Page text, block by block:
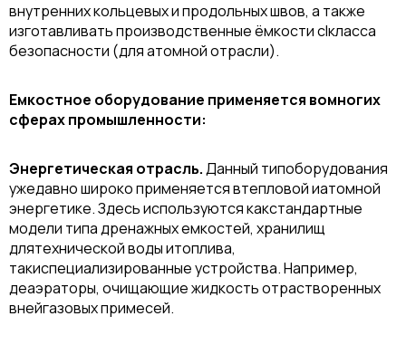
внутренних кольцевых и продольных швов, а также
изготавливать производственные ёмкости сIкласса
безопасности (для атомной отрасли).
Емкостное оборудование применяется вомногих
сферах промышленности:
Энергетическая отрасль.Данный типоборудования
ужедавно широко применяется втепловой иатомной
энергетике. Здесь используются какстандартные
модели типа дренажных емкостей, хранилищ
длятехнической воды итоплива,
такиспециализированные устройства. Например,
деаэраторы, очищающие жидкость отрастворенных
внейгазовых примесей.